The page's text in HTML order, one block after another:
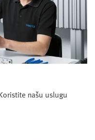
našu uslugu